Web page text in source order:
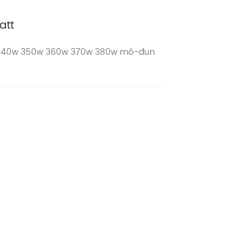
350w 360w 370w380wmô-đun